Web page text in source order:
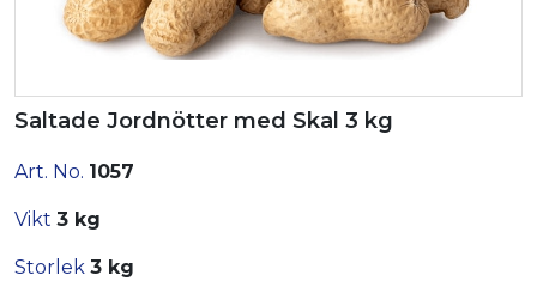
Saltade Jordnötter med Skal 3 kg
Art. No. 1057
Vikt 3 kg
Storlek 3 kg